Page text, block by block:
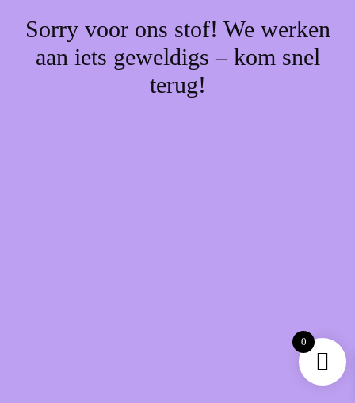
Sorry voor ons stof! We werken
aan iets geweldigs – kom snel
terug!
0